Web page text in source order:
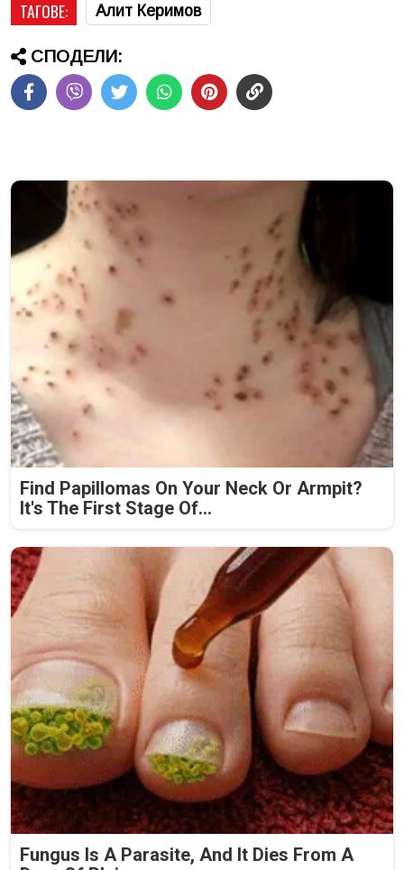
ТАГОВЕ: Алит Керимов
СПОДЕЛИ:
Find Papillomas On Your Neck Or Armpit?
It's The First Stage Of...
Fungus Is A Parasite, And It Dies From A